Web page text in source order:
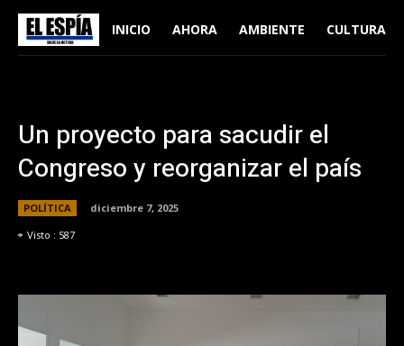
INICIO AHORA AMBIENTE CULTURA
Un proyecto para sacudir el
Congreso y reorganizar el país
POLÍTICA
diciembre 7, 2025
Visto : 587